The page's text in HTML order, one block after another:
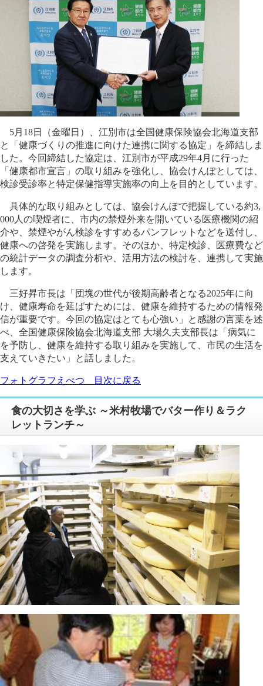
5月18日（金曜日）、江別市は全国健康保険協会北海道支部
と「健康づくりの推進に向けた連携に関する協定」を締結しま
した。今回締結した協定は、江別市が平成29年4月に行った
「健康都市宣言」の取り組みを強化し、協会けんぽとしては、
検診受診率と特定保健指導実施率の向上を目的としています。
具体的な取り組みとしては、協会けんぽで把握している約3,
000人の喫煙者に、市内の禁煙外来を開いている医療機関の紹
介や、禁煙やがん検診をすすめるパンフレットなどを送付し、
健康への啓発を実施します。そのほか、特定検診、医療費など
の統計データの調査分析や、活用方法の検討を、連携して実施
します。
三好昇市長は「団塊の世代が後期高齢者となる2025年に向
け、健康寿命を延ばすためには、健康を維持するための情報発
信が重要です。今回の協定はとても心強い」と感謝の言葉を述
べ、全国健康保険協会北海道支部 大場久夫支部長は「病気に
を予防し、健康を維持する取り組みを実施して、市民の生活を
支えていきたい」と話しました。
フォトグラフえべつ 目次に戻る
食の大切さを学ぶ ～米村牧場でバター作り＆ラク
レットランチ～